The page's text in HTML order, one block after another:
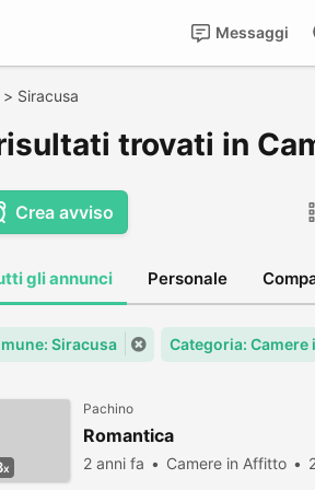
Messaggi
> Siracusa
trovati in
Crea avviso
gli annunci Personale
Siracusa Categoria: Camere
Pachino
Romantica
2 anni fa Camere in Affitto